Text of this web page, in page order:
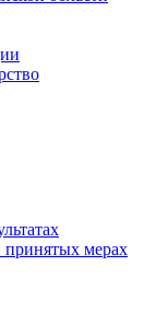
принятых мерах